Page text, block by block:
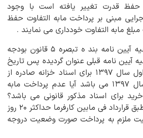
حفظ قدرت تغییر یافته است با وجود
مبنی بر پرداخت مابه التفاوت حفظ
مابه التفاوت خودداری می نمایند .
نظر به اینکه دراصلاحیه آیین نامه بند ه تبصره ۵ قانون بودجه
آیین نامه قبلی عنوان گردیده پس تاریخ
اجرا اصلاحیه نیز از اول سال ۱۳۹۷ برای اسناد خزانه صادره از
محل قانون بودجه سال ۱۳۹۷ می باشد آیا عدم پرداخت مابه
برای اسناد مذکور قانونی می باشد؟
لازم به توضیح است طبق قرارداد فی مابین کارفرما حداکثر ۲۰ روز
ملزم به پرداخت صورت وضعیت دروجه